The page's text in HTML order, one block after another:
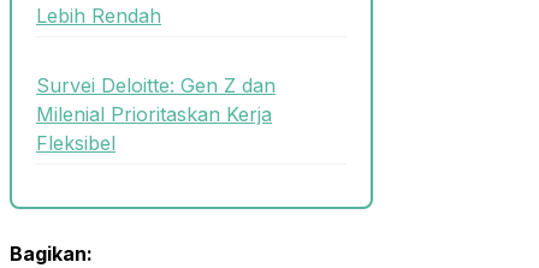
Lebih Rendah
Survei Deloitte: Gen Z dan
Milenial Prioritaskan Kerja
Fleksibel
Bagikan: